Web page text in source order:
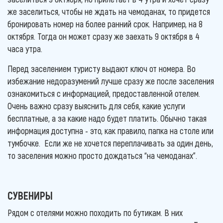
же заселиться, чтобы не ждать на чемоданах, то придется
бронировать номер на более ранний срок. Например, на 8
октября. Тогда он может сразу же заехать 9 октября в 4
часа утра.
Перед заселением туристу выдают ключ от номера. Во
избежание недоразумений лучше сразу же после заселения
ознакомиться с информацией, предоставленной отелем.
Очень важно сразу выяснить для себя, какие услуги
бесплатные, а за какие надо будет платить. Обычно такая
информация доступна - это, как правило, папка на столе или
тумбочке. Если же не хочется переплачивать за один день,
то заселения можно просто дождаться “на чемоданах”.
СУВЕНИРЫ
Рядом с отелями можно походить по бутикам. В них